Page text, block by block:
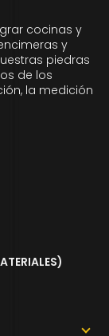
cocinas y
y
piedras
de los
la medición